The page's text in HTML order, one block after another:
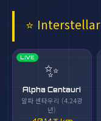
⭐ Interstellar
LIVE
✨
Alpha Centauri
알파 센타우리 (4.24광
년)